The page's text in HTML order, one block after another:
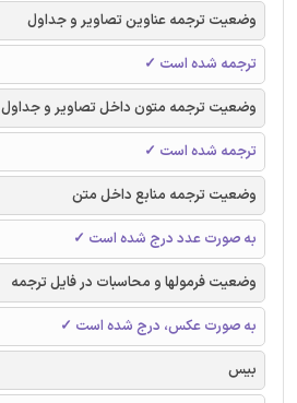
وضعیت ترجمه عناوین تصاویر و جداول
ترجمه شده است ✓
وضعیت ترجمه متون داخل تصاویر و جداول
ترجمه شده است ✓
وضعیت ترجمه منابع داخل متن
به صورت عدد درج شده است ✓
وضعیت فرمولها و محاسبات در فایل ترجمه
به صورت عکس، درج شده است ✓
بیس